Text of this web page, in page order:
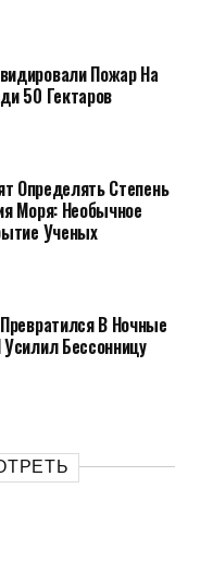
Пожар На
50 Гектаров
Определять Степень
Моря: Необычное
Ученых
В Ночные
Бессонницу